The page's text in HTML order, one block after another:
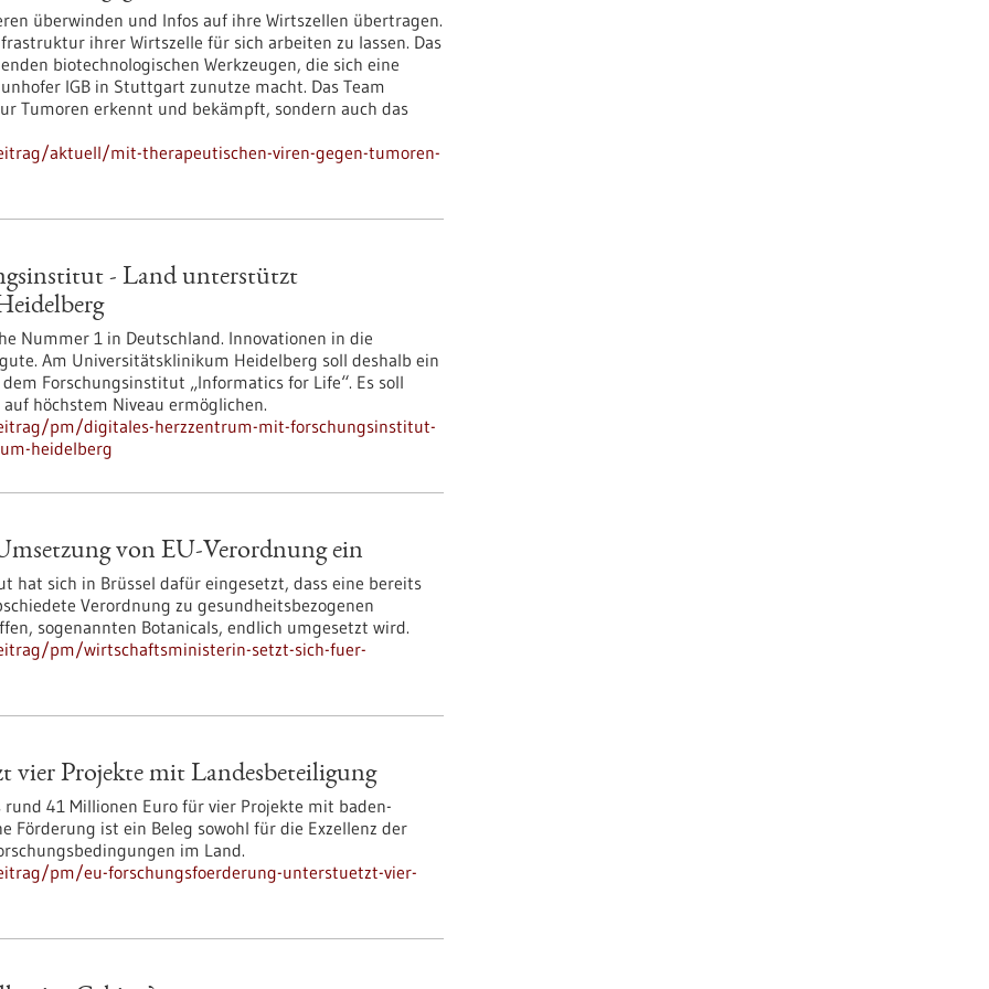
überwinden und Infos auf ihre Wirtszellen übertragen.
ihrer Wirtszelle für sich arbeiten zu lassen. Das
biotechnologischen Werkzeugen, die sich eine
IGB in Stuttgart zunutze macht. Das Team
Tumoren erkennt und bekämpft, sondern auch das
aktuell/mit-therapeutischen-viren-gegen-tumoren-
- Land unterstützt
Nummer 1 in Deutschland. Innovationen in die
Am Universitätsklinikum Heidelberg soll deshalb ein
Forschungs­institut „Informatics for Life“. Es soll
höchstem Niveau ermöglichen.
pm/digitales-herzzentrum-mit-forschungsinstitut-
heidelberg
von EU-Verordnung ein
hat sich in Brüssel dafür eingesetzt, dass eine bereits
Verordnung zu gesundheitsbezogenen
sogenannten Botanicals, endlich umgesetzt wird.
pm/wirtschaftsministerin-setzt-sich-fuer-
vier Projekte mit Landesbeteiligung
41 Millionen Euro für vier Projekte mit baden-
ist ein Beleg sowohl für die Exzellenz der
im Land.
pm/eu-forschungsfoerderung-unterstuetzt-vier-